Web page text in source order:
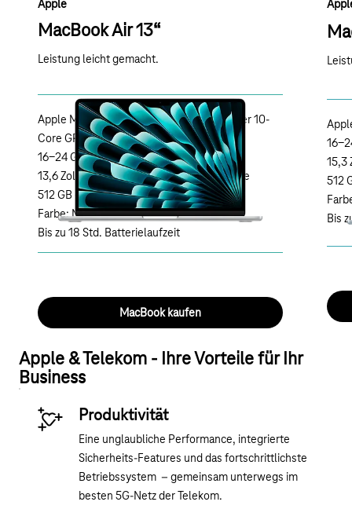
Apple
MacBook Air 13“
Leistung leicht gemacht.
Apple M5 Chip mit 10-Core CPU und 8 oder 10-
Core GPU
16-24 GB gemeinsamer Arbeitsspeicher
13,6 Zoll Liquid Retina Display mit True Tone
512 GB - 1 TB SSD
Farbe: Mitternacht
Bis zu 18 Std. Batterielaufzeit
MacBook kaufen
16-
15,3
512
Bis
Apple & Telekom - Ihre Vorteile für Ihr
Business
Produktivität
Eine unglaubliche Performance, integrierte
Sicherheits-Features und das fortschrittlichste
Betriebssystem – gemeinsam unterwegs im
besten 5G-Netz der Telekom.